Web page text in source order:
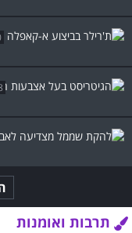
תרבות ואומנות